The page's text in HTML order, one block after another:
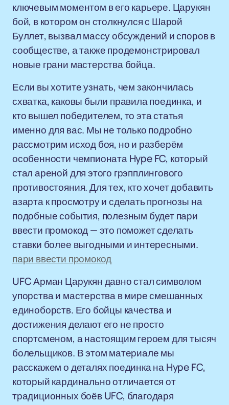
ключевым моментом в его карьере. Царукян
бой, в котором он столкнулся с Шарой
Буллет, вызвал массу обсуждений и споров в
сообществе, а также продемонстрировал
новые грани мастерства бойца.
Если вы хотите узнать, чем закончилась
схватка, каковы были правила поединка, и
кто вышел победителем, то эта статья
именно для вас. Мы не только подробно
рассмотрим исход боя, но и разберём
особенности чемпионата Hype FC, который
стал ареной для этого грэпплингового
противостояния. Для тех, кто хочет добавить
азарта к просмотру и сделать прогнозы на
подобные события, полезным будет пари
ввести промокод — это поможет сделать
ставки более выгодными и интересными.
пари ввести промокод
UFC Арман Царукян давно стал символом
упорства и мастерства в мире смешанных
единоборств. Его бойцы качества и
достижения делают его не просто
спортсменом, а настоящим героем для тысяч
болельщиков. В этом материале мы
расскажем о деталях поединка на Hype FC,
который кардинально отличается от
традиционных боёв UFC, благодаря